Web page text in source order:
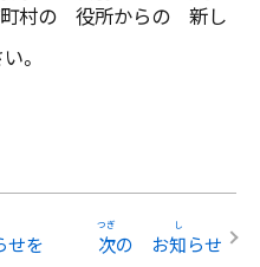
村の 役所からの 新し
。
せを
次の お知らせ